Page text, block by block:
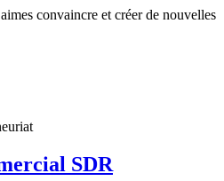
convaincre et créer de nouvelles
SDR